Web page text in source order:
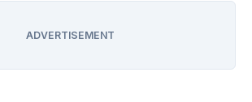
ADVERTISEMENT